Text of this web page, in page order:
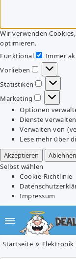
Wir verwenden
optimieren.
Funktional
Immer
Vorlieben
Vorlieben
Statistiken
Statistiken
Marketing
Marketing
Optionen
Dienste verwalten
Verwalten von
Lese mehr über
Akzeptieren
Ablehnen
Selbst wählen
Cookie-Richtlinie
Impressum
Startseite Elektronik